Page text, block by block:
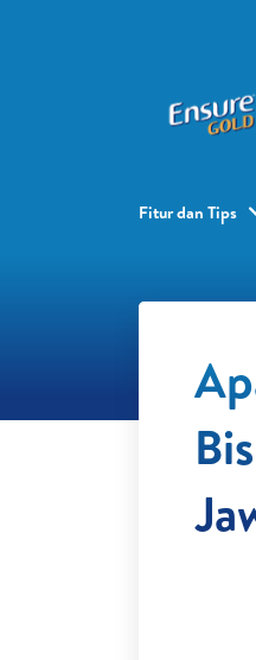
Fitur dan Tips